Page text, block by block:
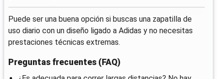
Puede ser una buena opción si buscas una zapatilla de
uso diario con un diseño ligado a Adidas y no necesitas
prestaciones técnicas extremas.
Preguntas frecuentes (FAQ)